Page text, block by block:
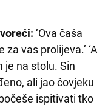
‘Ova čaša
vas prolijeva.’ ‘A
je na stolu. Sin
ali jao čovjeku
ispitivati tko